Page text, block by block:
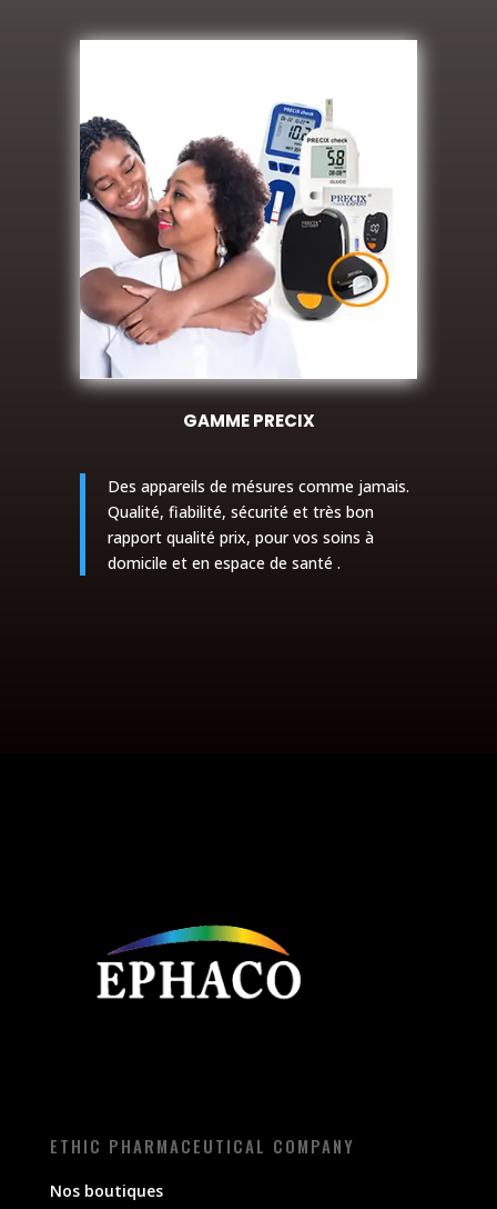
GAMME PRECIX
Des appareils de mésures comme jamais.
Qualité, fiabilité, sécurité et très bon
rapport qualité prix, pour vos soins à
domicile et en espace de santé .
ETHIC PHARMACEUTICAL COMPANY
Nos boutiques